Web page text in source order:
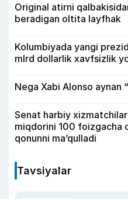
Original atirni
beradigan oltita layfhak
Kolumbiyada yangi
mlrd dollarlik xavfsizlik
Nega Xabi Alonso aynan
Senat harbiy
miqdorini 100 foizgacha
qonunni ma’qulladi
Tavsiyalar